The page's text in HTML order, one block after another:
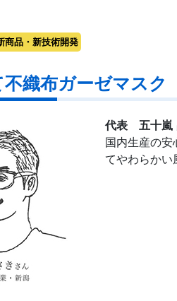
商品・新技術開発
織布ガーゼマスク
代表 五十嵐
国内生産の安
てやわらかい